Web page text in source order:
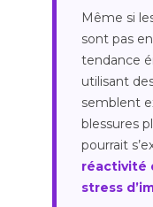
Même si
sont pas
tendance
utilisant
semblent
blessures
pourrait
réactivité
stress